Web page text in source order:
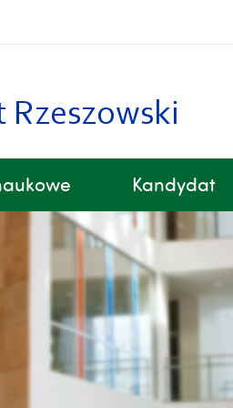
Kandydat